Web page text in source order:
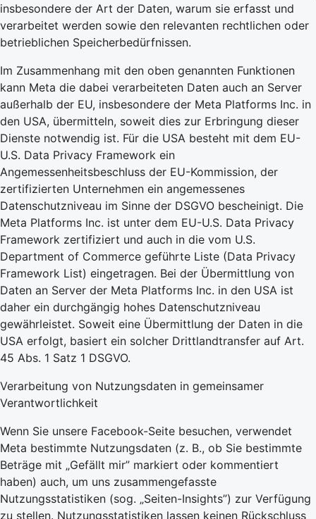
insbesondere der Art der Daten, warum sie erfasst und
verarbeitet werden sowie den relevanten rechtlichen oder
betrieblichen Speicherbedürfnissen.
Im Zusammenhang mit den oben genannten Funktionen
kann Meta die dabei verarbeiteten Daten auch an Server
außerhalb der EU, insbesondere der Meta Platforms Inc. in
den USA, übermitteln, soweit dies zur Erbringung dieser
Dienste notwendig ist. Für die USA besteht mit dem EU-
U.S. Data Privacy Framework ein
Angemessenheitsbeschluss der EU-Kommission, der
zertifizierten Unternehmen ein angemessenes
Datenschutzniveau im Sinne der DSGVO bescheinigt. Die
Meta Platforms Inc. ist unter dem EU-U.S. Data Privacy
Framework zertifiziert und auch in die vom U.S.
Department of Commerce geführte Liste (Data Privacy
Framework List) eingetragen. Bei der Übermittlung von
Daten an Server der Meta Platforms Inc. in den USA ist
daher ein durchgängig hohes Datenschutzniveau
gewährleistet. Soweit eine Übermittlung der Daten in die
USA erfolgt, basiert ein solcher Drittlandtransfer auf Art.
45 Abs. 1 Satz 1 DSGVO.
Verarbeitung von Nutzungsdaten in gemeinsamer
Verantwortlichkeit
Wenn Sie unsere Facebook-Seite besuchen, verwendet
Meta bestimmte Nutzungsdaten (z. B., ob Sie bestimmte
Beträge mit „Gefällt mir” markiert oder kommentiert
haben) auch, um uns zusammengefasste
Nutzungsstatistiken (sog. „Seiten-Insights”) zur Verfügung
zu stellen. Nutzungsstatistiken lassen keinen Rückschluss